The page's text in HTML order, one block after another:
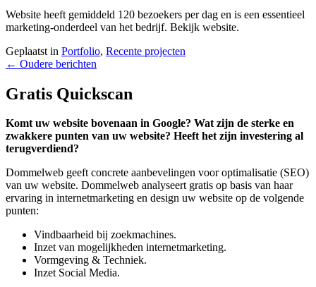
Website heeft gemiddeld 120 bezoekers per dag en is een essentieel
marketing-onderdeel van het bedrijf. Bekijk website.
Geplaatst in Portfolio, Recente projecten
Berichtennavigatie
← Oudere berichten
Gratis Quickscan
Komt uw website bovenaan in Google? Wat zijn de sterke en
zwakkere punten van uw website? Heeft het zijn investering al
terugverdiend?
Dommelweb geeft concrete aanbevelingen voor optimalisatie (SEO)
van uw website. Dommelweb analyseert gratis op basis van haar
ervaring in internetmarketing en design uw website op de volgende
punten:
Vindbaarheid bij zoekmachines.
Inzet van mogelijkheden internetmarketing.
Vormgeving & Techniek.
Inzet Social Media.